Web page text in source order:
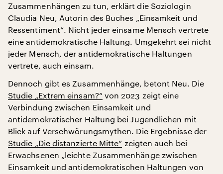
Zusammenhängen zu tun, erklärt die Soziologin
Claudia Neu, Autorin des Buches „Einsamkeit und
Ressentiment“. Nicht jeder einsame Mensch vertrete
eine antidemokratische Haltung. Umgekehrt sei nicht
jeder Mensch, der antidemokratische Haltungen
vertrete, auch einsam.
Dennoch gibt es Zusammenhänge, betont Neu. Die
Studie „Extrem einsam?“ von 2023 zeigt eine
Verbindung zwischen Einsamkeit und
antidemokratischer Haltung bei Jugendlichen mit
Blick auf Verschwörungsmythen. Die Ergebnisse der
Studie „Die distanzierte Mitte“ zeigten auch bei
Erwachsenen „leichte Zusammenhänge zwischen
Einsamkeit und antidemokratischen Haltungen von